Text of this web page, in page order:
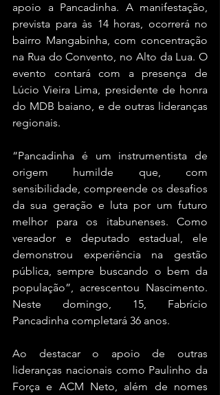
apoio a Pancadinha. A manifestação,
prevista para às 14 horas, ocorrerá no
bairro Mangabinha, com concentração
na Rua do Convento, no Alto da Lua. O
evento contará com a presença de
Lúcio Vieira Lima, presidente de honra
do MDB baiano, e de outras lideranças
regionais.
“Pancadinha é um instrumentista de
origem humilde que, com
sensibilidade, compreende os desafios
da sua geração e luta por um futuro
melhor para os itabunenses. Como
vereador e deputado estadual, ele
demonstrou experiência na gestão
pública, sempre buscando o bem da
população”, acrescentou Nascimento.
Neste domingo, 15, Fabrício
Pancadinha completará 36 anos.
Ao destacar o apoio de outras
lideranças nacionais como Paulinho da
Força e ACM Neto, além de nomes